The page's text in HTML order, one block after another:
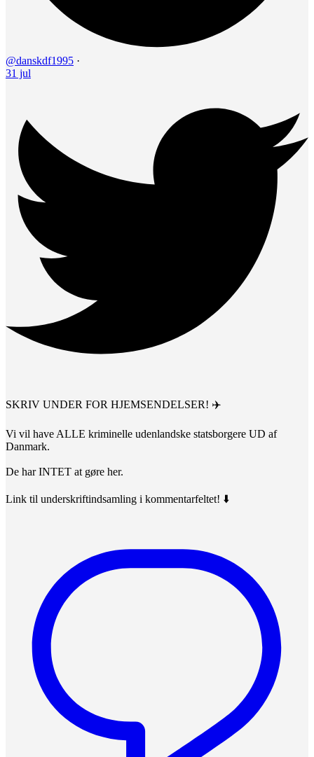
@danskdf1995 ·
31 jul
SKRIV UNDER FOR HJEMSENDELSER! ✈️
Vi vil have ALLE kriminelle udenlandske statsborgere UD af
Danmark.
De har INTET at gøre her.
Link til underskriftindsamling i kommentarfeltet! ⬇️